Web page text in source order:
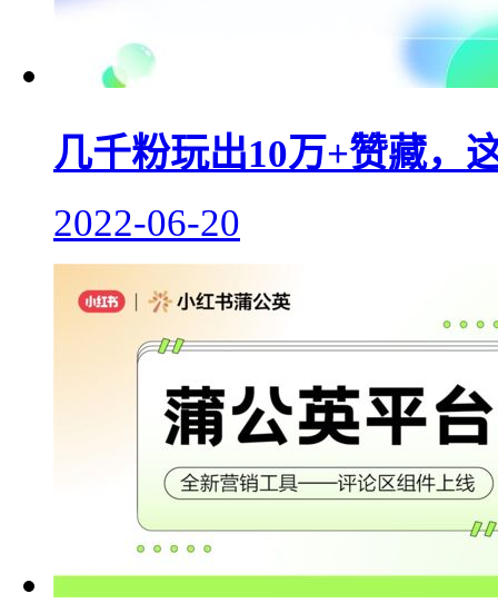
几千粉玩出10万+赞藏，
2022-06-20